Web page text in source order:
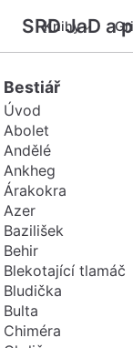
SRD JaD a
Knihy
Bestiář
Úvod
Abolet
Andělé
Ankheg
Árakokra
Azer
Bazilišek
Behir
Blekotající tlamáč
Bludička
Bulta
Chiméra